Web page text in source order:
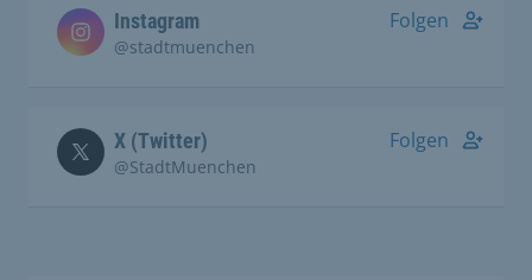
Instagram
@stadtmuenchen
Folgen
X (Twitter)
@StadtMuenchen
Folgen